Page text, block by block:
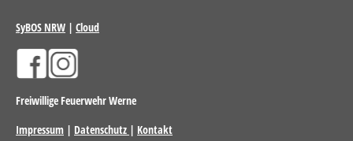
SyBOS NRW | Cloud
Freiwillige Feuerwehr Werne
Impressum | Datenschutz | Kontakt